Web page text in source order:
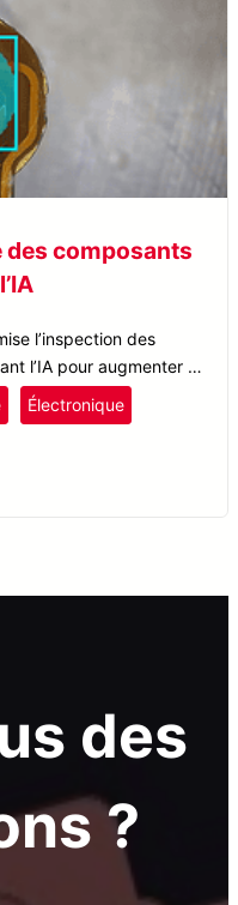
des composants
l’inspection des
l’IA pour augmenter la
lors de l’inspection
Électronique
des
?